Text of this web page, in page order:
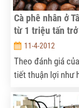
Cà phê nhân ở
từ 1 triệu tấn
11-4-2012
Theo đánh giá
tiết thuận lợi như
triệu tấn cà phê